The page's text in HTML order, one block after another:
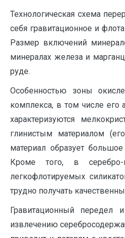
Технологическая схема
себя гравитационное и
Размер включений
минералах железа и
руде.
Особенностью зоны
комплекса, в том числе его
характеризуются
глинистым материалом
материал образует
Кроме того, в серебро-
легкофлотируемых
трудно получать
Гравитационный передел
извлечению